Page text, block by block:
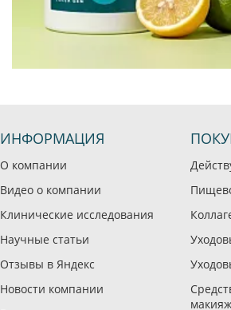
ИНФОРМАЦИЯ
О компании
Видео о компании
Клинические исследования
Научные статьи
Отзывы в Яндекс
Новости компании